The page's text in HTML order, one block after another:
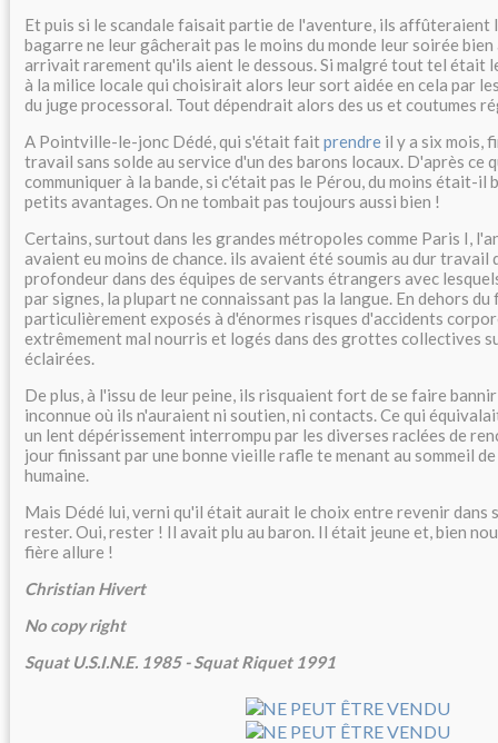
Et puis si le scandale faisait partie de l'aventure, ils affûteraient
bagarre ne leur gâcherait pas le moins du monde leur soirée
arrivait rarement qu'ils aient le dessous. Si malgré tout tel était
à la milice locale qui choisirait alors leur sort aidée en cela par
du juge processoral. Tout dépendrait alors des us et coutumes
A Pointville-le-jonc Dédé, qui s'était faitprendre il y a six mois,
travail sans solde au service d'un des barons locaux. D'après ce
communiquer à la bande, si c'était pas le Pérou, du moins était-
petits avantages. On ne tombait pas toujours aussi bien !
Certains, surtout dans les grandes métropoles comme Paris I,
avaient eu moins de chance. ils avaient été soumis au dur travail
profondeur dans des équipes de servants étrangers avec
par signes, la plupart ne connaissant pas la langue. En dehors
particulièrement exposés à d'énormes risques d'accidents
extrêmement mal nourris et logés dans des grottes collectives
éclairées.
De plus, à l'issu de leur peine, ils risquaient fort de se faire
inconnue où ils n'auraient ni soutien, ni contacts. Ce qui
un lent dépérissement interrompu par les diverses raclées de
jour finissant par une bonne vieille rafle te menant au sommeil
humaine.
Mais Dédé lui, verni qu'il était aurait le choix entre revenir dans
rester. Oui, rester ! Il avait plu au baron. Il était jeune et, bien
fière allure !
Christian Hivert
No copy right
Squat U.S.I.N.E. 1985 - Squat Riquet 1991